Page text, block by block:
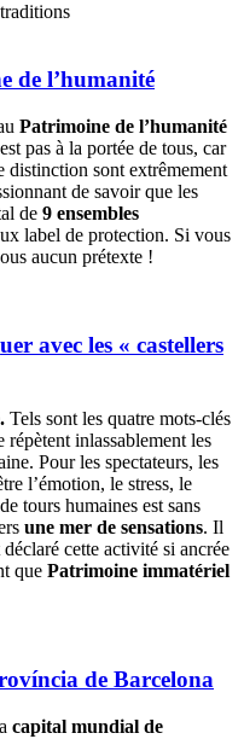
de l’humanité
Patrimoine de l’humanité
pas à la portée de tous, car
distinction sont extrêmement
de savoir que les
de 9 ensembles
label de protection. Si vous
aucun prétexte !
avec les « castellers
Tels sont les quatre mots-clés
répètent inlassablement les
Pour les spectateurs, les
l’émotion, le stress, le
tours humaines est sans
une mer de sensations. Il
cette activité si ancrée
que Patrimoine immatériel
de Barcelona
capital mundial de